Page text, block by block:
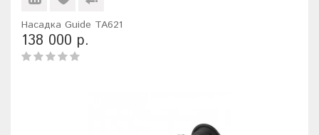
Насадка Guide TA621
138 000 р.